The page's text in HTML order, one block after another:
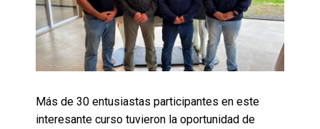
Más de 30 entusiastas participantes en este
interesante curso tuvieron la oportunidad de